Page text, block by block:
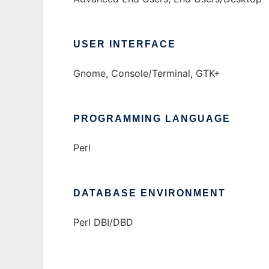
USER INTERFACE
Gnome, Console/Terminal, GTK+
PROGRAMMING LANGUAGE
Perl
DATABASE ENVIRONMENT
Perl DBI/DBD